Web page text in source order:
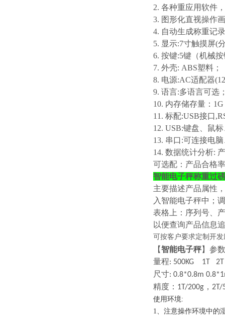
2. 各种重应用软件
3. 图形化直视操作
4. 自动生成称重记
5. 显示:7寸触摸屏
6. 按键:5键（机械
7. 外壳: ABS塑料；
8. 电源:AC适配器
9. 语言:多语言可选
10. 内存储存量：
11. 标配:USB接口
12. USB:键盘、鼠
13. 串口:可连接电
14. 数据统计分析:
可选配：产品合格
智能电子秤称重过
主要描述产品属性
入智能电子秤中；
表格上：序列号、
以便查询产品信息
可按客户要求定制开
【智能电子秤】参
量程: 500KG 1T
尺寸: 0.8*0.8m
精度： 1T/200g ， 2T/
使用环境:
1、注意操作环境中的